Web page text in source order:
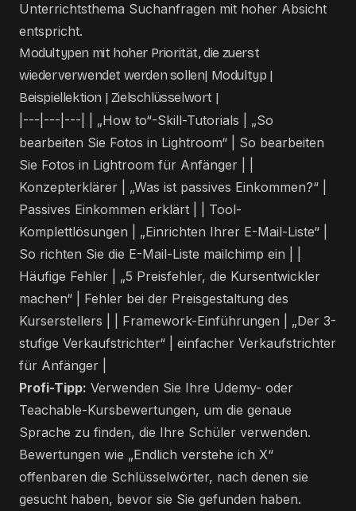
Unterrichtsthema Suchanfragen mit hoher Absicht
entspricht.
Modultypen mit hoher Priorität, die zuerst
wiederverwendet werden sollen| Modultyp |
Beispiellektion | Zielschlüsselwort |
|---|---|---| | „How to“-Skill-Tutorials | „So
bearbeiten Sie Fotos in Lightroom“ | So bearbeiten
Sie Fotos in Lightroom für Anfänger | |
Konzepterklärer | „Was ist passives Einkommen?“ |
Passives Einkommen erklärt | | Tool-
Komplettlösungen | „Einrichten Ihrer E-Mail-Liste“ |
So richten Sie die E-Mail-Liste mailchimp ein | |
Häufige Fehler | „5 Preisfehler, die Kursentwickler
machen“ | Fehler bei der Preisgestaltung des
Kurserstellers | | Framework-Einführungen | „Der 3-
stufige Verkaufstrichter“ | einfacher Verkaufstrichter
für Anfänger |
Profi-Tipp: Verwenden Sie Ihre Udemy- oder
Teachable-Kursbewertungen, um die genaue
Sprache zu finden, die Ihre Schüler verwenden.
Bewertungen wie „Endlich verstehe ich X“
offenbaren die Schlüsselwörter, nach denen sie
gesucht haben, bevor sie Sie gefunden haben.